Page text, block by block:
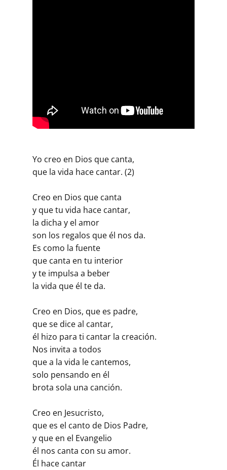
Yo creo en Dios que canta,
que la vida hace cantar. (2)
Creo en Dios que canta
y que tu vida hace cantar,
la dicha y el amor
son los regalos que él nos da.
Es como la fuente
que canta en tu interior
y te impulsa a beber
la vida que él te da.
Creo en Dios, que es padre,
que se dice al cantar,
él hizo para ti cantar la creación.
Nos invita a todos
que a la vida le cantemos,
solo pensando en él
brota sola una canción.
Creo en Jesucristo,
que es el canto de Dios Padre,
y que en el Evangelio
él nos canta con su amor.
Él hace cantar